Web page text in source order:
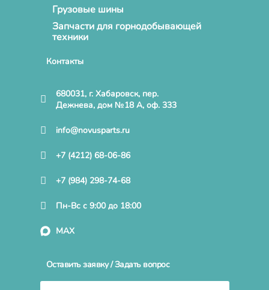
Грузовые шины
Запчасти для горнодобывающей
техники
Контакты
680031, г. Хабаровск, пер.
Дежнева, дом №18 А, оф. 333
info@novusparts.ru
+7 (4212) 68-06-86
+7 (984) 298-74-68
Пн-Вс с 9:00 до 18:00
MAX
Оставить заявку / Задать вопрос